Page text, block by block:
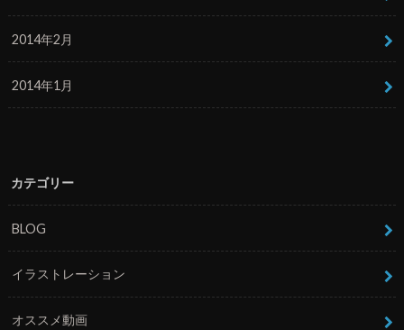
2014年2月
2014年1月
カテゴリー
BLOG
イラストレーション
オススメ動画